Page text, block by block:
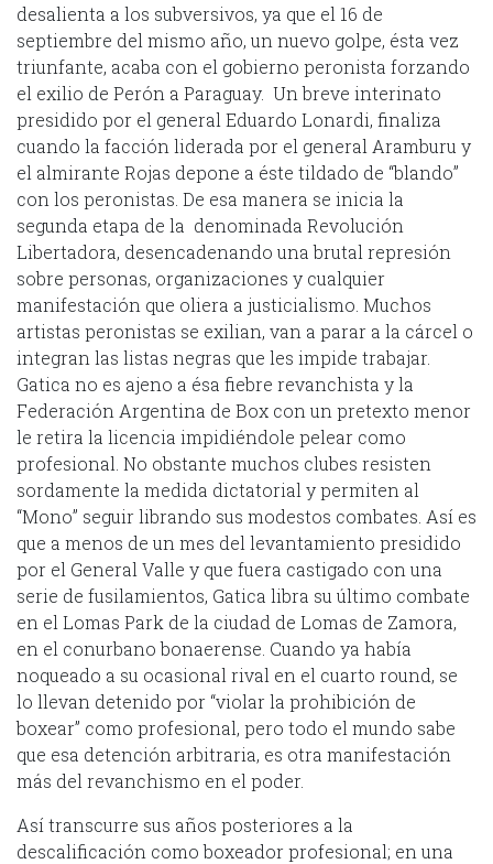
desalienta a los subversivos, ya que el 16 de
septiembre del mismo año, un nuevo golpe, ésta vez
triunfante, acaba con el gobierno peronista forzando
el exilio de Perón a Paraguay. Un breve interinato
presidido por el general Eduardo Lonardi, finaliza
cuando la facción liderada por el general Aramburu y
el almirante Rojas depone a éste tildado de “blando”
con los peronistas. De esa manera se inicia la
segunda etapa de la denominada Revolución
Libertadora, desencadenando una brutal represión
sobre personas, organizaciones y cualquier
manifestación que oliera a justicialismo. Muchos
artistas peronistas se exilian, van a parar a la cárcel o
integran las listas negras que les impide trabajar.
Gatica no es ajeno a ésa fiebre revanchista y la
Federación Argentina de Box con un pretexto menor
le retira la licencia impidiéndole pelear como
profesional. No obstante muchos clubes resisten
sordamente la medida dictatorial y permiten al
“Mono” seguir librando sus modestos combates. Así es
que a menos de un mes del levantamiento presidido
por el General Valle y que fuera castigado con una
serie de fusilamientos, Gatica libra su último combate
en el Lomas Park de la ciudad de Lomas de Zamora,
en el conurbano bonaerense. Cuando ya había
noqueado a su ocasional rival en el cuarto round, se
lo llevan detenido por “violar la prohibición de
boxear” como profesional, pero todo el mundo sabe
que esa detención arbitraria, es otra manifestación
más del revanchismo en el poder.
Así transcurre sus años posteriores a la
descalificación como boxeador profesional; en una